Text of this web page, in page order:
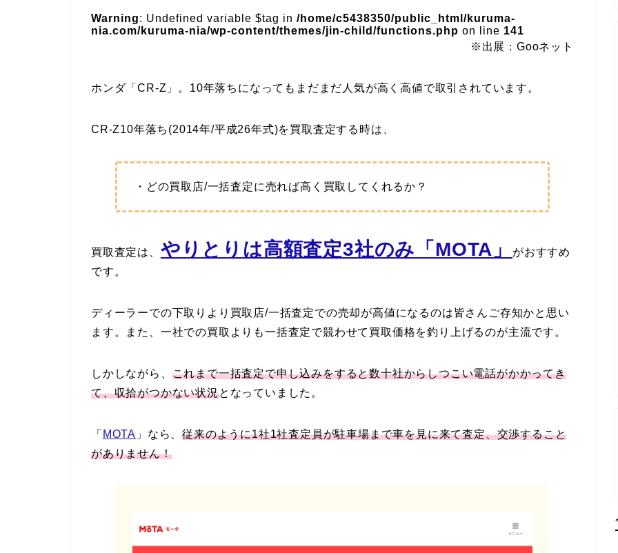
Warning: Undefined variable $tag in /home/c5438350/public_html/kuruma-
nia.com/kuruma-nia/wp-content/themes/jin-child/functions.php on line 141
※出展：Gooネット
ホンダ「CR-Z」。10年落ちになってもまだまだ人気が高く高値で取引されています。
CR-Z10年落ち(2014年/平成26年式)を買取査定する時は、
・どの買取店/一括査定に売れば高く買取してくれるか？
買取査定は、 やりとりは高額査定3社のみ「MOTA」
がおすすめ
です。
ディーラーでの下取りより買取店/一括査定での売却が高値になるのは皆さんご存知かと思い
ます。また、一社での買取よりも一括査定で競わせて買取価格を釣り上げるのが主流です。
しかしながら、 これまで一括査定で申し込みをすると数十社からしつこい電話がかかってき
て、収拾がつかない状況となっていました。
「 MOTA 」なら、従来のように1社1社査定員が駐車場まで車を見に来て査定、交渉すること
がありません！